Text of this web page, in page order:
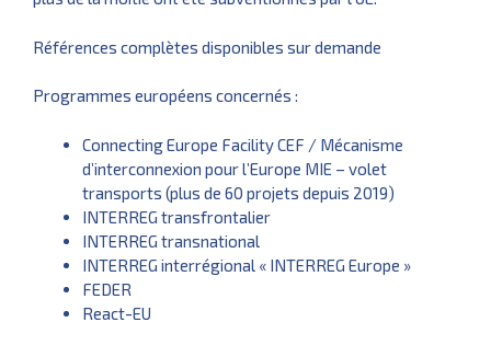
Références complètes disponibles sur demande
Programmes européens concernés :
Connecting Europe Facility CEF / Mécanisme
d’interconnexion pour l’Europe MIE – volet
transports (plus de 60 projets depuis 2019)
INTERREG transfrontalier
INTERREG transnational
INTERREG interrégional « INTERREG Europe »
FEDER
React-EU